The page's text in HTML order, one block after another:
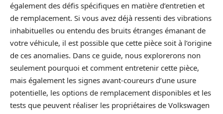
également des défis spécifiques en matière d’entretien et
de remplacement. Si vous avez déjà ressenti des vibrations
inhabituelles ou entendu des bruits étranges émanant de
votre véhicule, il est possible que cette pièce soit à l’origine
de ces anomalies. Dans ce guide, nous explorerons non
seulement pourquoi et comment entretenir cette pièce,
mais également les signes avant-coureurs d’une usure
potentielle, les options de remplacement disponibles et les
tests que peuvent réaliser les propriétaires de Volkswagen